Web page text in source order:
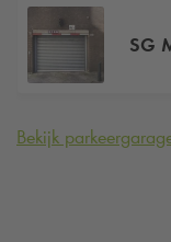
SG
Bekijk